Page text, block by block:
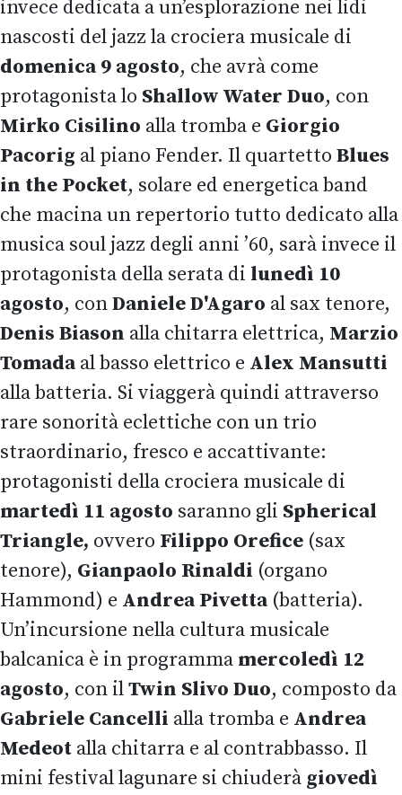
invece dedicata a un’esplorazione nei lidi
nascosti del jazz la crociera musicale di
domenica 9 agosto, che avrà come
protagonista lo Shallow Water Duo, con
Mirko Cisilino alla tromba e Giorgio
Pacorig al piano Fender. Il quartetto Blues
in the Pocket, solare ed energetica band
che macina un repertorio tutto dedicato alla
musica soul jazz degli anni ’60, sarà invece il
protagonista della serata di lunedì 10
agosto, conDaniele D'Agaro al sax tenore,
Denis Biason alla chitarra elettrica, Marzio
Tomadaal basso elettrico e Alex Mansutti
alla batteria. Si viaggerà quindi attraverso
rare sonorità eclettiche con un trio
straordinario, fresco e accattivante:
protagonisti della crociera musicale di
martedì 11 agosto saranno gli Spherical
Triangle, ovvero Filippo Orefice (sax
tenore), Gianpaolo Rinaldi (organo
Hammond) e Andrea Pivetta(batteria).
Un’incursione nella cultura musicale
balcanica è in programma mercoledì 12
agosto, con ilTwin Slivo Duo, composto da
Gabriele Cancelli alla tromba e Andrea
Medeot alla chitarra e al contrabbasso. Il
mini festival lagunare si chiuderà giovedì